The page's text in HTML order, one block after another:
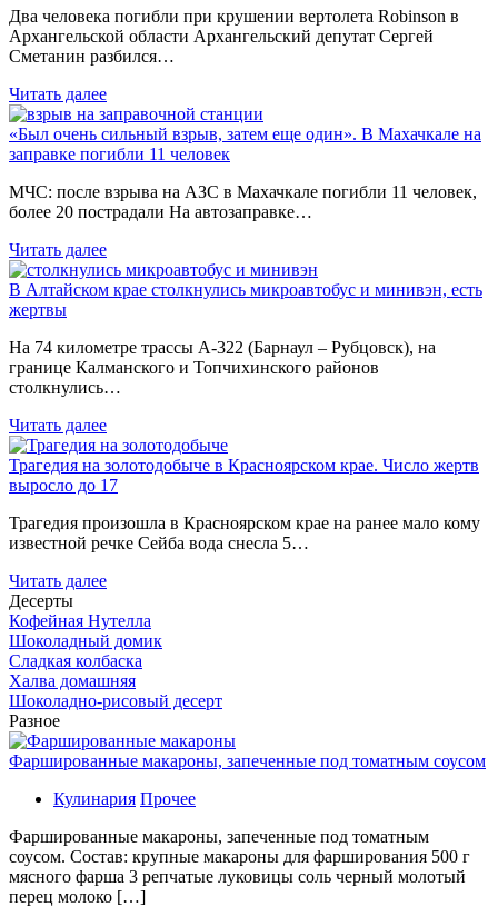
Два человека погибли при крушении вертолета Robinson в
Архангельской области Архангельский депутат Сергей
Сметанин разбился…
Читать далее
«Был очень сильный взрыв, затем еще один». В Махачкале на
заправке погибли 11 человек
МЧС: после взрыва на АЗС в Махачкале погибли 11 человек,
более 20 пострадали На автозаправке…
Читать далее
В Алтайском крае столкнулись микроавтобус и минивэн, есть
жертвы
На 74 километре трассы А-322 (Барнаул – Рубцовск), на
границе Калманского и Топчихинского районов
столкнулись…
Читать далее
Трагедия на золотодобыче в Красноярском крае. Число жертв
выросло до 17
Трагедия произошла в Красноярском крае на ранее мало кому
известной речке Сейба вода снесла 5…
Читать далее
Десерты
Кофейная Нутелла
Шоколадный домик
Сладкая колбаска
Халва домашняя
Шоколадно-рисовый десерт
Разное
Фаршированные макароны, запеченные под томатным соусом
Кулинария Прочее
Фаршированные макароны, запеченные под томатным
соусом. Состав: крупные макароны для фарширования 500 г
мясного фарша 3 репчатые луковицы соль черный молотый
перец молоко […]